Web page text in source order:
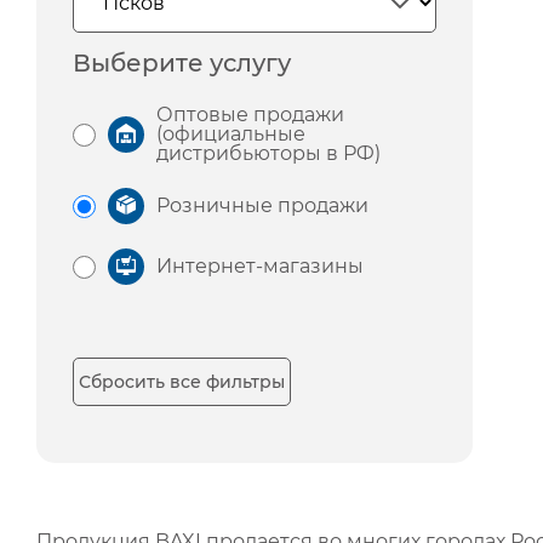
Выберите услугу
Оптовые продажи
(официальные
дистрибьюторы в РФ)
Розничные продажи
Интернет-магазины
Сбросить все фильтры